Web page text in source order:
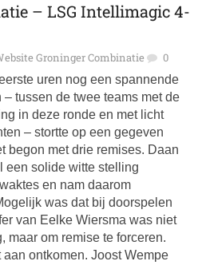
– LSG Intellimagic 4-
Groninger Combinatie 0
uren nog een spannende
tussen de twee teams met de
in deze ronde en met licht
– stortte op een gegeven
begon met drie remises. Daan
een solide witte stelling
en nam daarom
was dat bij doorspelen
van Eelke Wiersma was niet
maar om remise te forceren.
ontkomen. Joost Wempe